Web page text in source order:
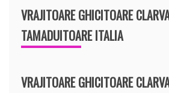
VRAJITOARE GHICITOARE
TAMADUITOARE ITALIA
VRAJITOARE GHICITOARE